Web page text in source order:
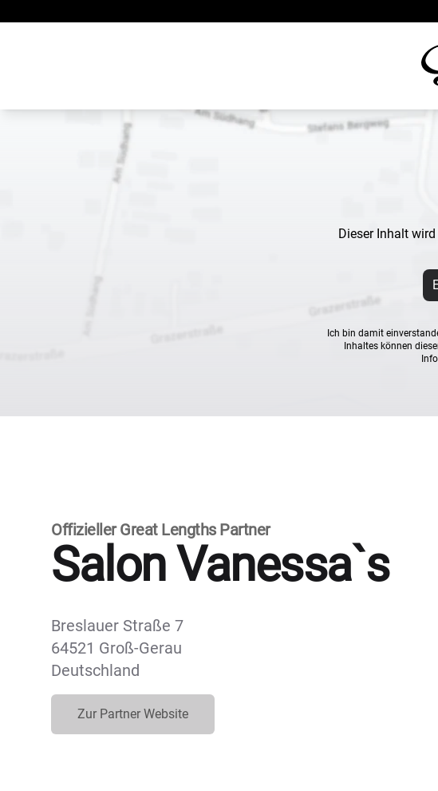
Dieser Inhalt
Ich bin damit
Inhaltes können
Offizieller Great Lengths Partner
Salon Vanessa`s
Breslauer Straße 7
64521 Groß-Gerau
Deutschland
Zur Partner Website